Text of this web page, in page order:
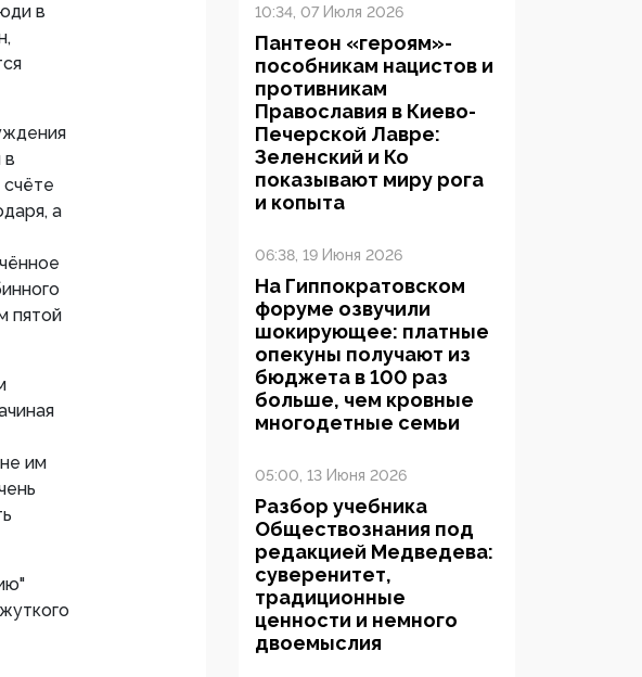
в
в
а
пятой
им
10:34, 07 Июля 2026
Пантеон «героям»-
пособникам нацистов и
противникам
Православия в Киево-
Печерской Лавре:
Зеленский и Ко
показывают миру рога
и копыта
06:38, 19 Июня 2026
На Гиппократовском
форуме озвучили
шокирующее: платные
опекуны получают из
бюджета в 100 раз
больше, чем кровные
многодетные семьи
05:00, 13 Июня 2026
Разбор учебника
Обществознания под
редакцией Медведева:
суверенитет,
традиционные
ценности и немного
двоемыслия